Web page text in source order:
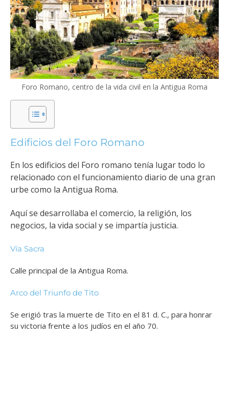
Foro Romano, centro de la vida civil en la Antigua Roma
Edificios del Foro Romano
En los edificios del Foro romano tenía lugartodo lo
relacionado con el funcionamiento diario de una gran
urbe como la Antigua Roma.
Aquí se desarrollaba el comercio, la religión, los
negocios, la vida social y se impartía justicia.
Vía Sacra
Calle principal de la Antigua Roma.
Arco del Triunfo de Tito
Se erigió tras la muerte de Tito en el 81 d. C., para honrar
su victoria frente a los judíos en el año 70.